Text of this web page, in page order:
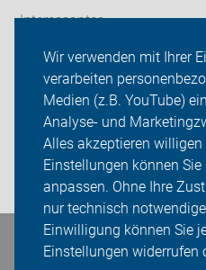
Wir verwenden mit Ihrer
verarbeiten
Medien (z.B. YouTube)
Analyse- und
Alles akzeptieren willigen
Einstellungen können Sie
anpassen. Ohne Ihre
nur technisch
Einwilligung können Sie
Einstellungen widerrufen
Interessantes
ADFC Holzwickede
Sei dabei
Presse
Login
Bleiben Sie in Kontakt